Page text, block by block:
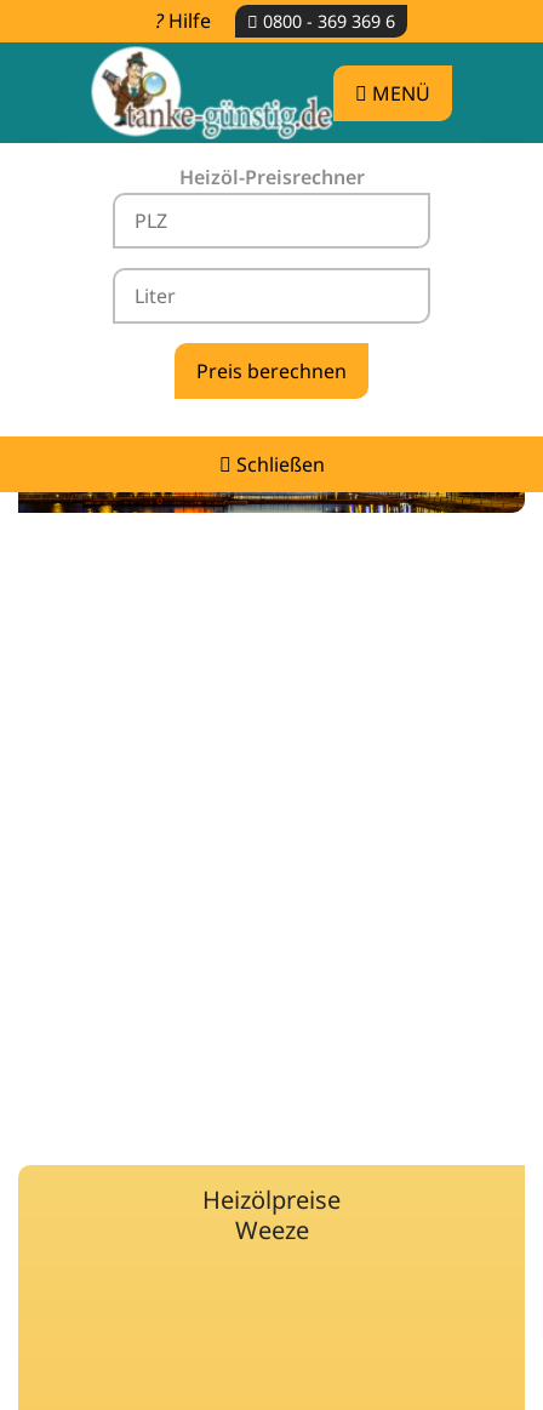
Hilfe 0800 - 369 369 6
MENÜ
Heizöl-Preisrechner
Schließen
Heizölpreise Weeze -
vergleichen & günstig tanken
Heizölpreise
Weeze